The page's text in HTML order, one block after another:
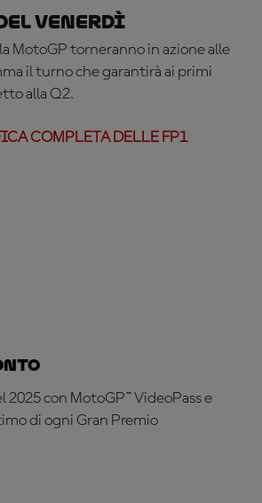
venerdì
MotoGP torneranno in azione alle
il turno che garantirà ai primi
alla Q2.
COMPLETA DELLE FP1
2025 con MotoGP™ VideoPass e
di ogni Gran Premio